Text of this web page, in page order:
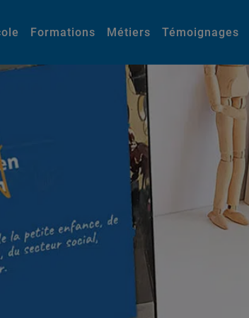
Formations Métiers Témoignages